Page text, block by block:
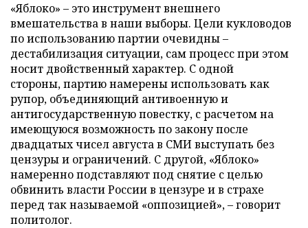
«Яблоко» – это инструмент внешнего
вмешательства в наши выборы. Цели кукловодов
по использованию партии очевидны –
дестабилизация ситуации, сам процесс при этом
носит двойственный характер. С одной
стороны, партию намерены использовать как
рупор, объединяющий антивоенную и
антигосударственную повестку, с расчетом на
имеющуюся возможность по закону после
двадцатых чисел августа в СМИ выступать без
цензуры и ограничений. С другой, «Яблоко»
намеренно подставляют под снятие с целью
обвинить власти России в цензуре и в страхе
перед так называемой «оппозицией», – говорит
политолог.